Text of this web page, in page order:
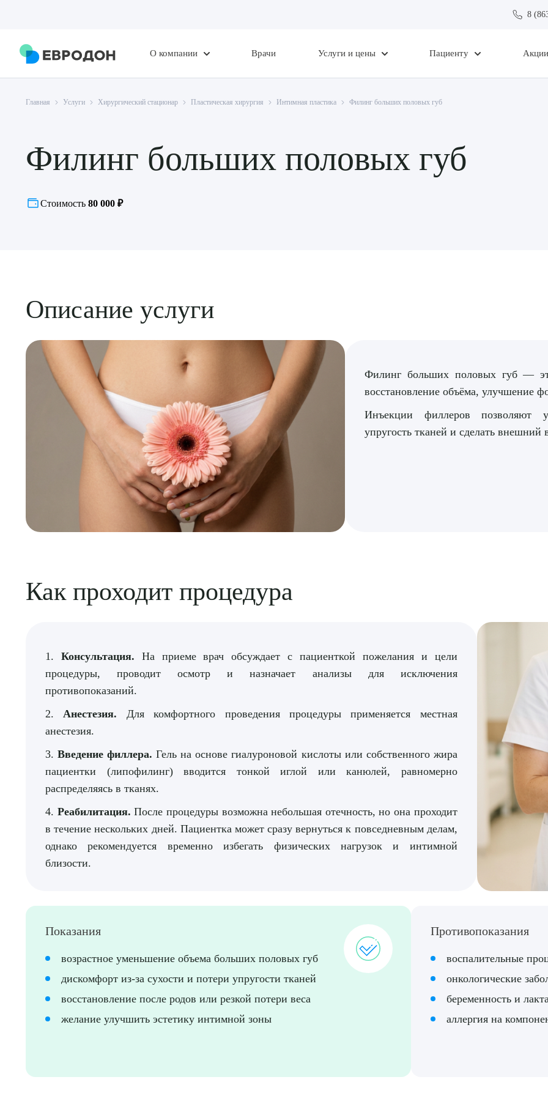
8
О компании Врачи Услуги и цены Пациенту Акции
Главная Услуги Хирургический стационар Пластическая хирургия Интимная пластика Филинг больших половых губ
Филинг больших половых губ
Стоимость 80 000 ₽
Описание услуги
Филинг больших половых губ —
восстановление объёма,
Инъекции филлеров позволяют
упругость тканей и сделать
Как проходит процедура
1. Консультация. На приеме врач обсуждает с пациенткой пожелания и цели
процедуры, проводит осмотр и назначает анализы для исключения
противопоказаний.
2.Анестезия. Для комфортного проведения процедуры применяется местная
анестезия.
3.Введение филлера. Гель на основе гиалуроновой кислоты или собственного жира
пациентки (липофилинг) вводится тонкой иглой или канюлей, равномерно
распределяясь в тканях.
4. Реабилитация. После процедуры возможна небольшая отечность, но она проходит
в течение нескольких дней. Пациентка может сразу вернуться к повседневным делам,
однако рекомендуется временно избегать физических нагрузок и интимной
близости.
Показания
возрастное уменьшение объема больших половых губ
дискомфорт из-за сухости и потери упругости тканей
восстановление после родов или резкой потери веса
желание улучшить эстетику интимной зоны
Противопоказания
воспалительные
онкологические
беременность и
аллергия на
Выберите сопутствующую услугу